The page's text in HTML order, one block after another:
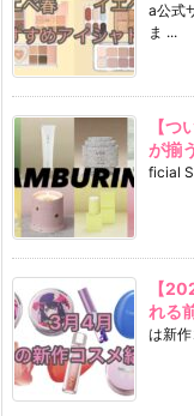
a公式
ま ...
【
が揃
ficial
【
れる
は新